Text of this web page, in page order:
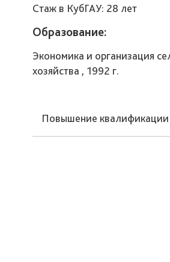
Стаж в КубГАУ: 28 лет
Образование:
Экономика и организация
хозяйства , 1992 г.
Повышение квалификации